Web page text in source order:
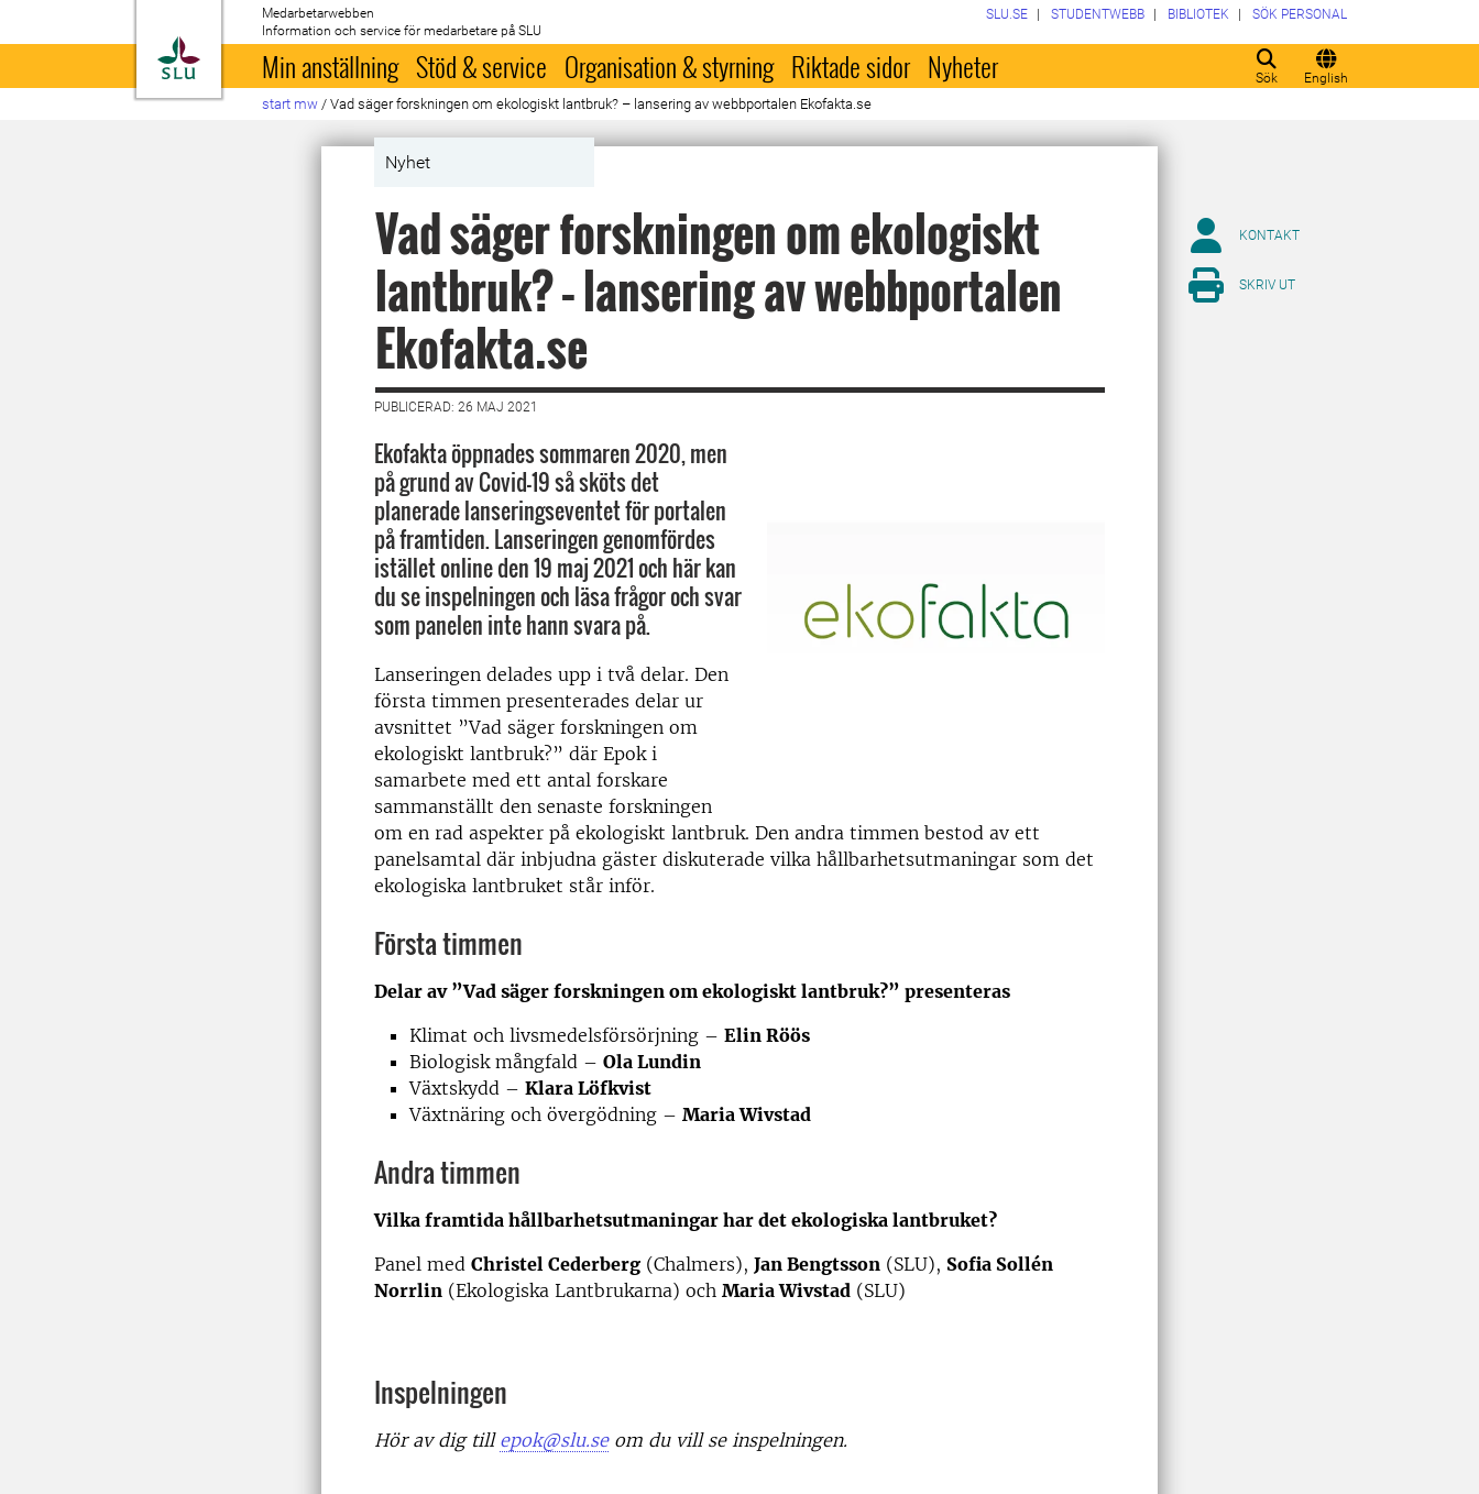
Till startsida
Medarbetarwebben
Information och service för medarbetare på SLU
Sök English
SLU.SE STUDENTWEBB BIBLIOTEK SÖK PERSONAL
Min anställning Stöd & service Organisation & styrning Riktade sidor Nyheter
start mw / Vad säger forskningen om ekologiskt lantbruk? – lansering av webbportalen Ekofakta.se
Nyhet
Vad säger forskningen om ekologiskt
lantbruk? – lansering av webbportalen
Ekofakta.se
PUBLICERAD: 26 MAJ 2021
Ekofakta öppnades sommaren 2020, men
på grund av Covid-19 så sköts det
planerade lanseringseventet för portalen
på framtiden. Lanseringen genomfördes
istället online den 19 maj 2021 och här kan
du se inspelningen och läsa frågor och svar
som panelen inte hann svara på.
Lanseringen delades upp i två delar. Den
första timmen presenterades delar ur
avsnittet ”Vad säger forskningen om
ekologiskt lantbruk?” där Epok i
samarbete med ett antal forskare
sammanställt den senaste forskningen
om en rad aspekter på ekologiskt lantbruk. Den andra timmen bestod av ett
panelsamtal där inbjudna gäster diskuterade vilka hållbarhetsutmaningar som det
ekologiska lantbruket står inför.
Första timmen
Delar av ”Vad säger forskningen om ekologiskt lantbruk?” presenteras
Klimat och livsmedelsförsörjning – Elin Röös
Biologisk mångfald – Ola Lundin
Växtskydd – Klara Löfkvist
Växtnäring och övergödning – Maria Wivstad
Andra timmen
Vilka framtida hållbarhetsutmaningar har det ekologiska lantbruket?
Panel med Christel Cederberg (Chalmers), Jan Bengtsson (SLU), Sofia Sollén
Norrlin (Ekologiska Lantbrukarna) och Maria Wivstad (SLU)
Inspelningen
Hör av dig till epok@slu.seom du vill se inspelningen.
KONTAKT
SKRIV UT